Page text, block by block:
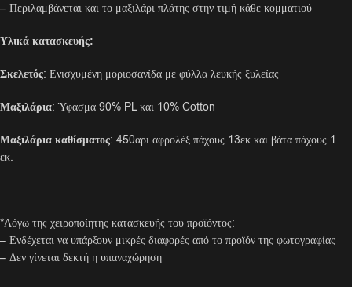
– Περιλαμβάνεται και το μαξιλάρι πλάτης στην τιμή κάθε κομματιού
Υλικά κατασκευής:
Σκελετός: Ενισχυμένη μοριοσανίδα με φύλλα λευκής ξυλείας
Μαξιλάρια: Ύφασμα 90% PL και 10% Cotton
Μαξιλάρια καθίσματος: 450αρι αφρολέξ πάχους 13εκ και βάτα πάχους 1
εκ.
*Λόγω της χειροποίητης κατασκευής του προϊόντος:
– Ενδέχεται να υπάρξουν μικρές διαφορές από το προϊόν της φωτογραφίας
– Δεν γίνεται δεκτή η υπαναχώρηση